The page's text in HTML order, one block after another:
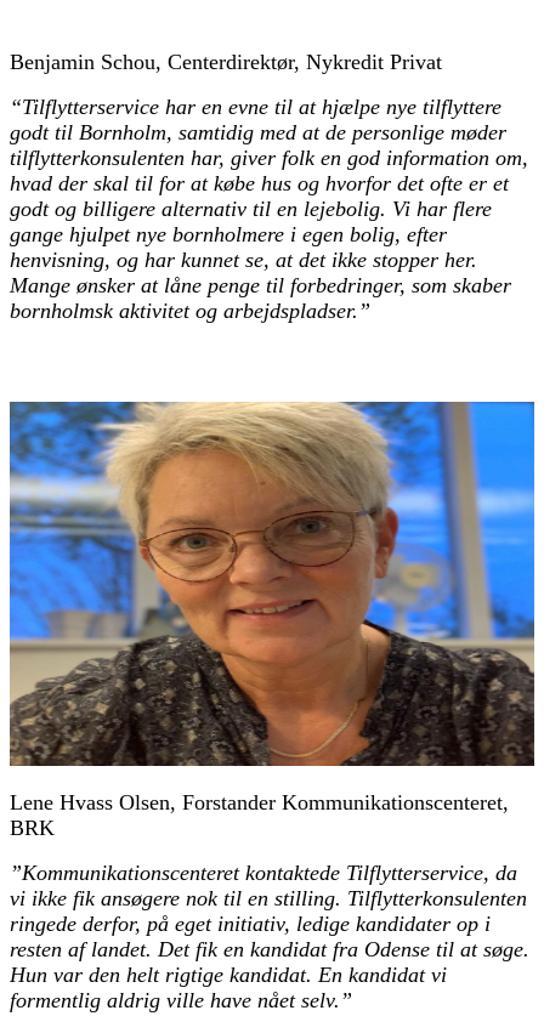
Benjamin Schou, Centerdirektør, Nykredit Privat
“Tilflytterservice har en evne til at hjælpe nye tilflyttere
godt til Bornholm, samtidig med at de personlige møder
tilflytterkonsulenten har, giver folk en god information om,
hvad der skal til for at købe hus og hvorfor det ofte er et
godt og billigere alternativ til en lejebolig. Vi har flere
gange hjulpet nye bornholmere i egen bolig, efter
henvisning, og har kunnet se, at det ikke stopper her.
Mange ønsker at låne penge til forbedringer, som skaber
bornholmsk aktivitet og arbejdspladser.”
Lene Hvass Olsen, Forstander Kommunikationscenteret,
BRK
”Kommunikationscenteret kontaktede Tilflytterservice, da
vi ikke fik ansøgere nok til en stilling. Tilflytterkonsulenten
ringede derfor, på eget initiativ, ledige kandidater op i
resten af landet. Det fik en kandidat fra Odense til at søge.
Hun var den helt rigtige kandidat. En kandidat vi
formentlig aldrig ville have nået selv.”